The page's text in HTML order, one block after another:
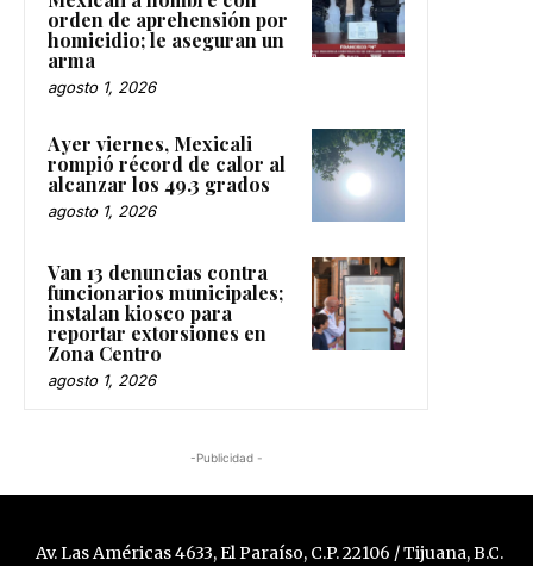
orden de aprehensión por
homicidio; le aseguran un
arma
agosto 1, 2026
Ayer viernes, Mexicali
rompió récord de calor al
alcanzar los 49.3 grados
agosto 1, 2026
Van 13 denuncias contra
funcionarios municipales;
instalan kiosco para
reportar extorsiones en
Zona Centro
agosto 1, 2026
-Publicidad -
Av. Las Américas 4633, El Paraíso, C.P. 22106 / Tijuana, B.C.